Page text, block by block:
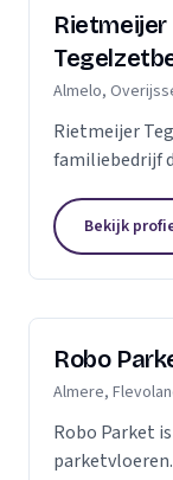
Almelo,
Rietmeijer
familiebedrijf
Met een rijke
Bekijk
Robo
Almere,
Robo Parket